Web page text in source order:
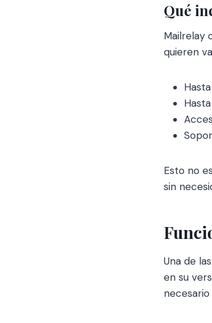
Qué
Mailrelay
quieren
Hasta
Hasta
Esto no
sin
Una de
en su